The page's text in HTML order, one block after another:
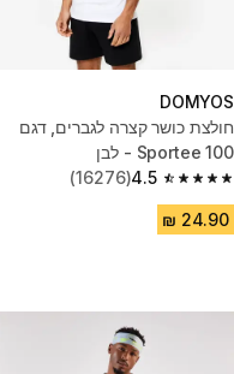
DOMYOS
חולצת כושר קצרה לגברים, דגם
Sportee 100 - לבן
4.5
4.5 out of 5 stars from 16276 reviews
(16276)